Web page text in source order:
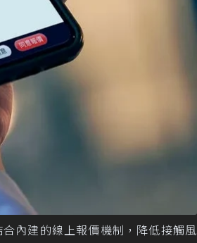
內建的線上報價機制，降低接觸風